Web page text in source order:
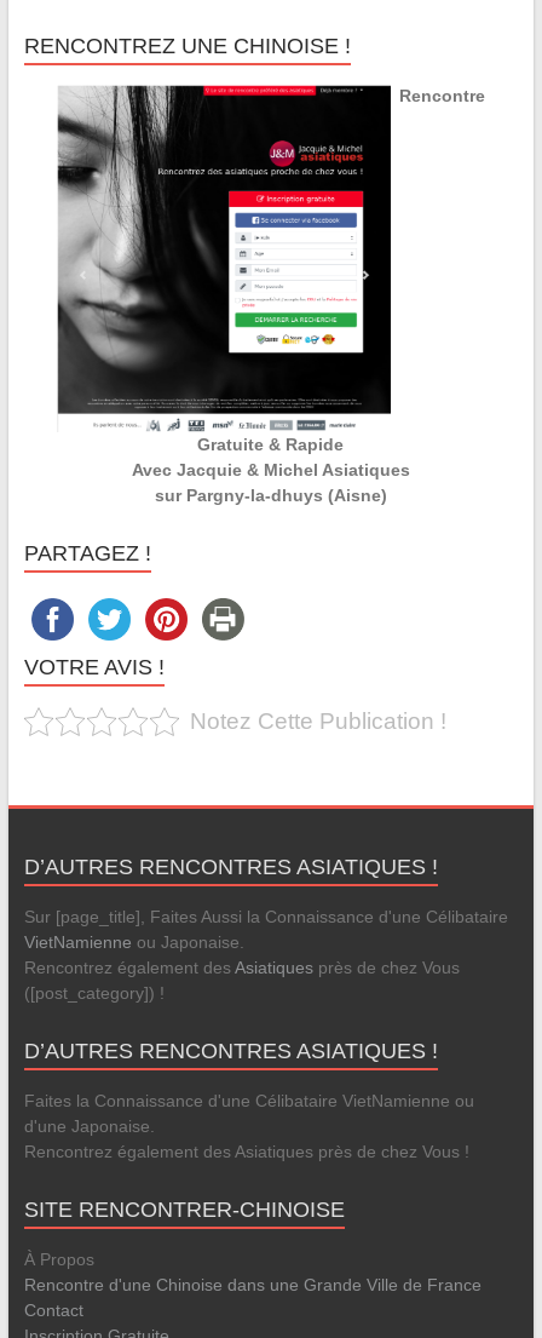
RENCONTREZ UNE CHINOISE !
Rencontre
Gratuite & Rapide
Avec Jacquie & Michel Asiatiques
sur Pargny-la-dhuys (Aisne)
PARTAGEZ !
VOTRE AVIS !
Notez Cette Publication !
D’AUTRES RENCONTRES ASIATIQUES !
Sur [page_title], Faites Aussi la Connaissance d'une Célibataire
VietNamienne ou Japonaise.
Rencontrez également desAsiatiquesprès de chez Vous
([post_category]) !
D’AUTRES RENCONTRES ASIATIQUES !
Faites la Connaissance d'une Célibataire VietNamienne ou
d'une Japonaise.
Rencontrez également des Asiatiques près de chez Vous !
SITE RENCONTRER-CHINOISE
À Propos
Rencontre d'une Chinoise dans une Grande Ville de France
Contact